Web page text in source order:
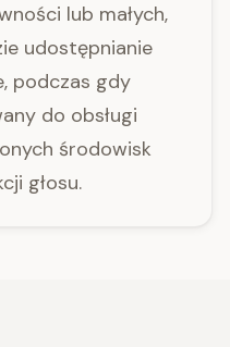
lub małych,
udostępnianie
podczas gdy
do obsługi
środowisk
głosu.